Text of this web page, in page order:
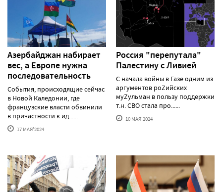
Азербайджан набирает
вес, а Европе нужна
последовательность
События, происходящие сейчас
в Новой Каледонии, где
французские власти обвинили
в причастности к ид......
17 МАЯ'2024
Россия "перепутала"
Палестину с Ливией
С начала войны в Газе одним из
аргументов роZийских
муZульман в пользу поддержки
т.н. СВО стала про......
10 МАЯ'2024